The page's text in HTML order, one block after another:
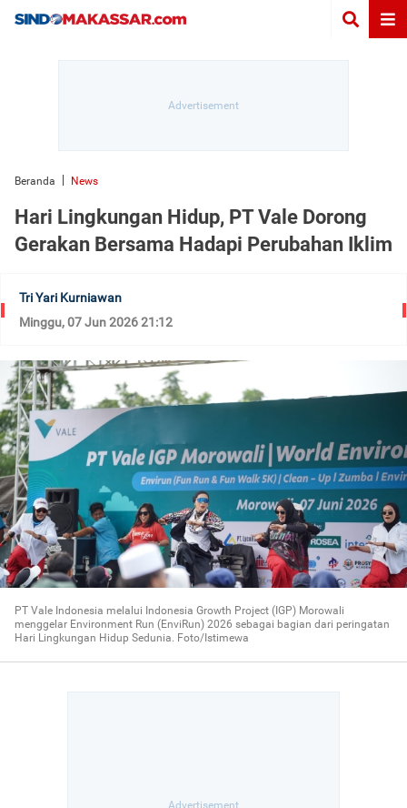
Beranda News
Hari Lingkungan Hidup, PT Vale Dorong
Gerakan Bersama Hadapi Perubahan Iklim
Tri Yari Kurniawan
Minggu, 07 Jun 2026 21:12
PT Vale Indonesia melalui Indonesia Growth Project (IGP) Morowali
menggelar Environment Run (EnviRun) 2026 sebagai bagian dari peringatan
Hari Lingkungan Hidup Sedunia. Foto/Istimewa